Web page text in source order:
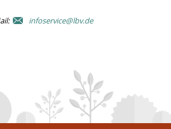
infoservice@lbv.de